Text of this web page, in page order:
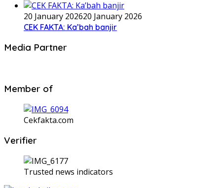
20 January 202620 January 2026
CEK FAKTA: Ka’bah banjir
Media Partner
Member of
Cekfakta.com
Verifier
Trusted news indicators